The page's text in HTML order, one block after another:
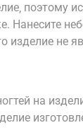
поэтому
Нанесите
изделие не
на